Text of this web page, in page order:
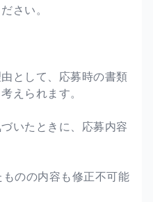
さい。
として、応募時の書類
えられます。
いたときに、応募内容
のの内容も修正不可能